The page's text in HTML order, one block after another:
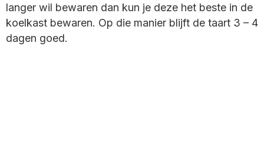
langer wil bewaren dan kun je deze het beste in de
koelkast bewaren. Op die manier blijft de taart 3 – 4
dagen goed.